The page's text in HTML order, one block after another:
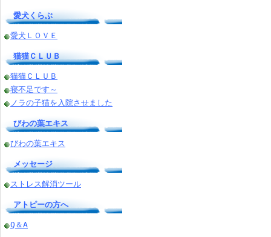
愛犬くらぶ
愛犬ＬＯＶＥ
猫猫ＣＬＵＢ
猫猫ＣＬＵＢ
寝不足です～
ノラの子猫を入院させました
びわの葉エキス
びわの葉エキス
メッセージ
ストレス解消ツール
アトピーの方へ
Q＆A